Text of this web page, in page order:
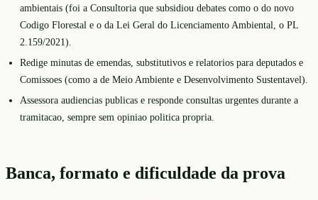
ambientais (foi a Consultoria que subsidiou debates como o do novo
Codigo Florestal e o da Lei Geral do Licenciamento Ambiental, o PL
2.159/2021).
Redige minutas de emendas, substitutivos e relatorios para deputados e
Comissoes (como a de Meio Ambiente e Desenvolvimento Sustentavel).
Assessora audiencias publicas e responde consultas urgentes durante a
tramitacao, sempre sem opiniao politica propria.
Banca, formato e dificuldade da prova